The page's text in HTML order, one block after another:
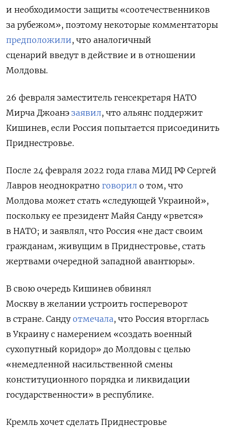
и необходимости защиты «соотечественников
за рубежом», поэтому некоторые комментаторы
предположили, что аналогичный
сценарий введут в действие и в отношении
Молдовы.
26 февраля заместитель генсекретаря НАТО
Мирча Джоанэ заявил, что альянс поддержит
Кишинев, если Россия попытается присоединить
Приднестровье.
После 24 февраля 2022 года глава МИД РФ Сергей
Лавров неоднократно говорил о том, что
Молдова может стать «следующей Украиной»,
поскольку ее президент Майя Санду «рвется»
в НАТО; и заявлял, что Россия «не даст своим
гражданам, живущим в Приднестровье, стать
жертвами очередной западной авантюры».
В свою очередь Кишинев обвинял
Москву в желании устроить госпереворот
в стране. Санду отмечала, что Россия вторглась
в Украину с намерением «создать военный
сухопутный коридор» до Молдовы с целью
«немедленной насильственной смены
конституционного порядка и ликвидации
государственности» в республике.
Кремль хочет сделать Приднестровье